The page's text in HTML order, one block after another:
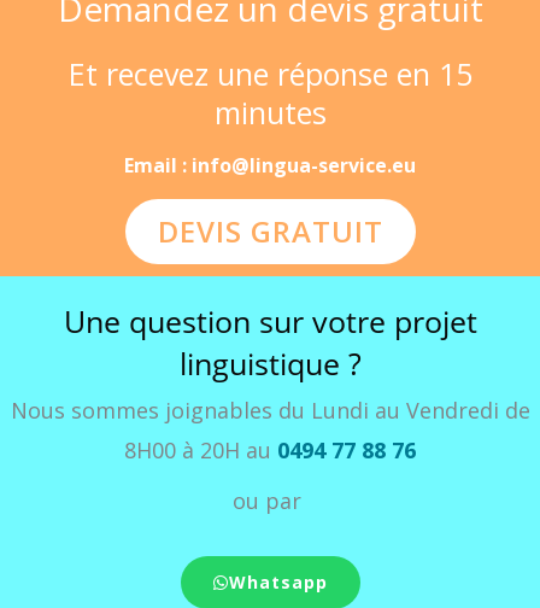
Et recevez une réponse en 15
minutes
Email : info@lingua-service.eu
DEVIS GRATUIT
Une question sur votre projet
linguistique ?
Nous sommes joignables du Lundi au Vendredi de
8H00 à 20H au 0494 77 88 76
ou par
Whatsapp